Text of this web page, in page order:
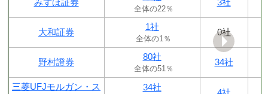
みずほ証券
全体の22％
3社
大和証券
1社
全体の1％
0社
野村證券
80社
全体の51％
34社
三菱UFJモルガン・ス 34社